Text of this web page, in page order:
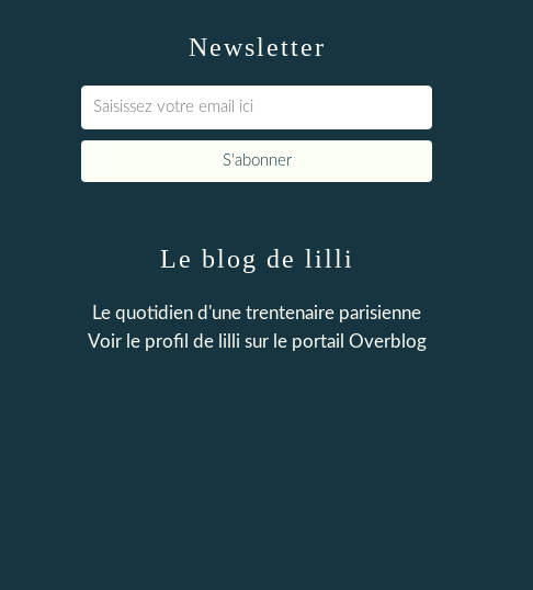
Newsletter
Le blog de lilli
Le quotidien d'une trentenaire parisienne
Voir le profil de lilli sur le portail Overblog